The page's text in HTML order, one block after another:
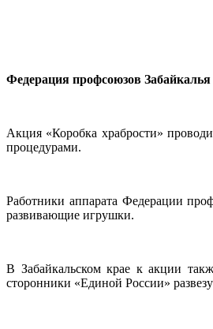
Федерация профсоюзов
Акция «Коробка храбрости»
процедурами.
Работники аппарата Федерации
развивающие игрушки.
В Забайкальском крае к акции
сторонники «Единой России»